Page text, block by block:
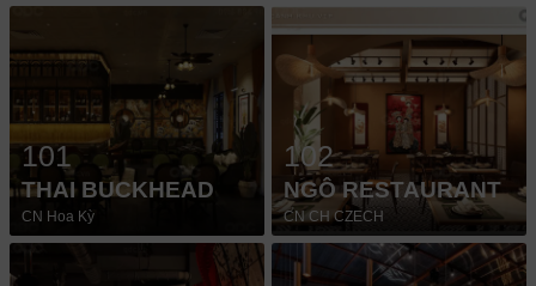
101
THAI BUCKHEAD
CN Hoa Kỳ
102
NGÔ RESTAURANT
CN CH CZECH